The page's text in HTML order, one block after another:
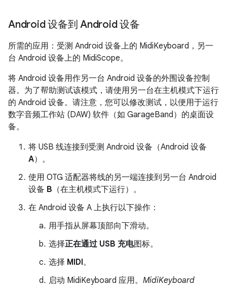
Android 设备到 Android 设备
所需的应用：受测 Android 设备上的 MidiKeyboard，另一
台 Android 设备上的 MidiScope。
将 Android 设备用作另一台 Android 设备的外围设备控制
器。为了帮助测试该模式，请使用另一台在主机模式下运行
的 Android 设备。请注意，您可以修改测试，以便用于运行
数字音频工作站 (DAW) 软件（如 GarageBand）的桌面设
备。
将 USB 线连接到受测 Android 设备（Android 设备
A）。
使用 OTG 适配器将线的另一端连接到另一台 Android
设备 B （在主机模式下运行）。
在 Android 设备 A 上执行以下操作：
用手指从屏幕顶部向下滑动。
选择正在通过 USB 充电图标。
选择 MIDI。
启动 MidiKeyboard 应用。 MidiKeyboard